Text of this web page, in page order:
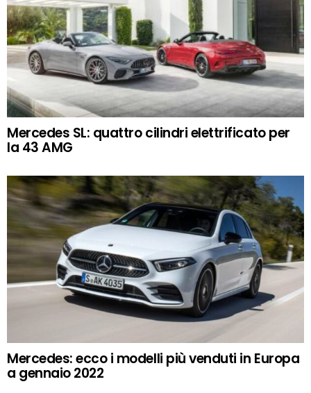
Mercedes SL: quattro cilindri elettrificato per
la 43 AMG
Mercedes: ecco i modelli più venduti in Europa
a gennaio 2022